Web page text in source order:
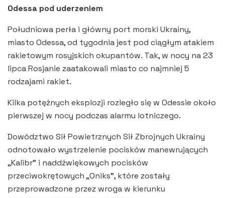
Odessa pod uderzeniem
Południowa perła i główny port morski Ukrainy,
miasto Odessa, od tygodnia jest pod ciągłym atakiem
rakietowym rosyjskich okupantów. Tak, w nocy na 23
lipca Rosjanie zaatakowali miasto co najmniej 5
rodzajami rakiet.
Kilka potężnych eksplozji rozległo się w Odessie około
pierwszej w nocy podczas alarmu lotniczego.
Dowództwo Sił Powietrznych Sił Zbrojnych Ukrainy
odnotowało wystrzelenie pocisków manewrujących
„Kalibr” i naddźwiękowych pocisków
przeciwokrętowych „Oniks”, które zostały
przeprowadzone przez wroga w kierunku